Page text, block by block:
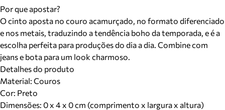
Por que apostar?
O cinto aposta no couro acamurçado, no formato diferenciado
e nos metais, traduzindo a tendência boho da temporada, e é a
escolha perfeita para produções do dia a dia. Combine com
jeans e bota para um look charmoso.
Detalhes do produto
Material: Couros
Cor: Preto
Dimensões: 0 x 4 x 0 cm (comprimento x largura x altura)